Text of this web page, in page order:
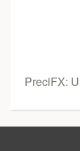
PreciFX: